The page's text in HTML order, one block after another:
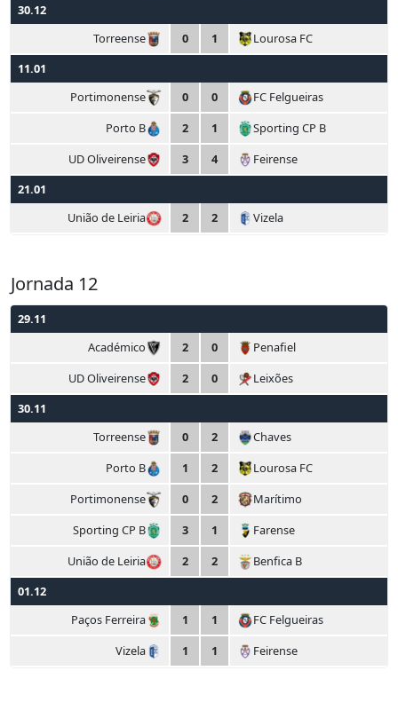
30.12
Torreense
0 1
Lourosa FC
11.01
Portimonense
0 0
FC Felgueiras
Porto B
2 1
Sporting CP B
UD Oliveirense
3 4
Feirense
21.01
União de Leiria
2 2 Vizela
Jornada 12
29.11
Académico
2 0
Penafiel
UD Oliveirense
2 0
Leixões
30.11
Torreense
0 2
Chaves
Porto B
1 2
Lourosa FC
Portimonense
0 2
Marítimo
Sporting CP B
3 1
Farense
União de Leiria
2 2
Benfica B
01.12
Paços Ferreira
1 1
FC Felgueiras
Vizela
1 1 Feirense